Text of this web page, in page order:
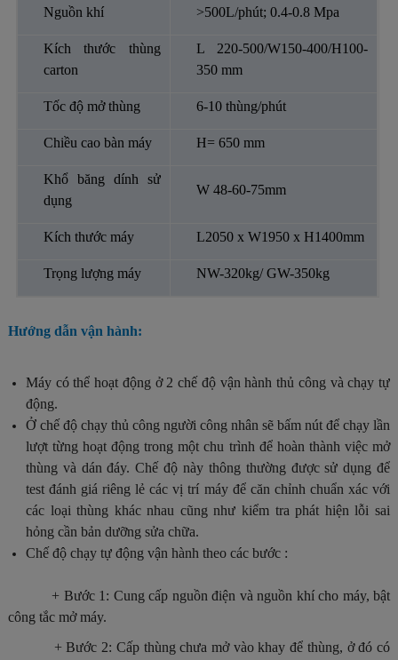
Nguồn khí >500L/phút; 0.4-0.8 Mpa
Kích thước thùng
carton
L 220-500/W150-400/H100-
350 mm
Tốc độ mở thùng 6-10 thùng/phút
Chiều cao bàn máy H= 650 mm
Khổ băng dính sử
dụng
W 48-60-75mm
Kích thước máy L2050 x W1950 x H1400mm
Trọng lượng máy NW-320kg/ GW-350kg
Hướng dẫn vận hành:
Máy có thể hoạt động ở 2 chế độ vận hành thủ công và chạy tự
động.
Ở chế độ chạy thủ công người công nhân sẽ bấm nút để chạy lần
lượt từng hoạt động trong một chu trình để hoàn thành việc mở
thùng và dán đáy. Chế độ này thông thường được sử dụng để
test đánh giá riêng lẻ các vị trí máy để căn chỉnh chuẩn xác với
các loại thùng khác nhau cũng như kiểm tra phát hiện lỗi sai
hỏng cần bản dưỡng sửa chữa.
Chế độ chạy tự động vận hành theo các bước :
+ Bước 1: Cung cấp nguồn điện và nguồn khí cho máy, bật
công tắc mở máy.
+ Bước 2: Cấp thùng chưa mở vào khay để thùng, ở đó có